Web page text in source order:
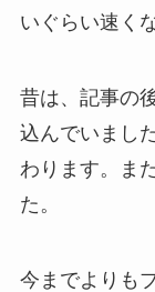
いぐらい速く
昔は、記事の
込んでいまし
わります。ま
た。
今までよりも